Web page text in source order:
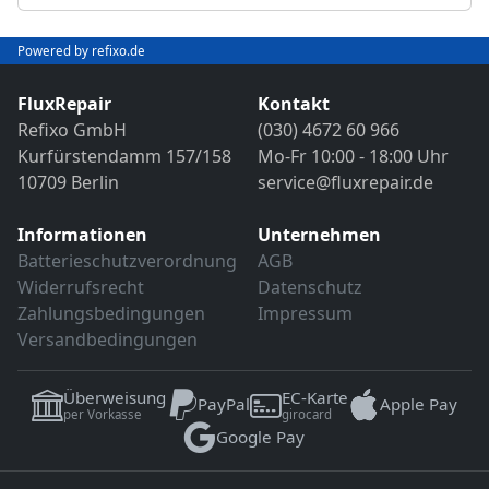
Sollten weitere Defekte festgestellt werden,
erfolgt eine Reparatur ausschließlich nach
vorheriger Rücksprache.
Bild- und Funktionstest
VDE-Sicherheitsprüfung
Sollten weitere Defekte festgestellt werden,
erfolgt eine Reparatur ausschließlich nach
vorheriger Rücksprache.
Powered by refixo.de
FluxRepair
Refixo GmbH
Kurfürstendamm 157/158
10709 Berlin
Kontakt
(030) 4672 60 966
Mo-Fr 10:00 - 18:00 Uhr
service@fluxrepair.de
Informationen
Batterieschutzverordnung
Widerrufsrecht
Zahlungsbedingungen
Versandbedingungen
Unternehmen
AGB
Datenschutz
Impressum
Überweisung
per Vorkasse PayPal EC-Karte
girocard
Apple Pay
Google Pay